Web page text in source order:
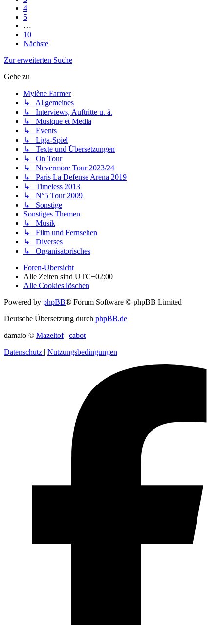
4
5
…
10
Nächste
Zur erweiterten Suche
Gehe zu
Mylène Farmer
↳ Allgemeines
↳ Interviews, Auftritte u. ä.
↳ Musique et Media
↳ Events
↳ Liga-Spiel
↳ Texte und Übersetzungen
↳ On Tour
↳ Nevermore Tour 2023/24
↳ Paris La Defense Arena 2019
↳ Timeless 2013
↳ N°5 Tour 2009
↳ Sonstige
Sonstiges Themen
↳ Musik
↳ Film und Fernsehen
↳ Diverses
↳ Organisatorisches
Foren-Übersicht
Alle Zeiten sind UTC+02:00
Alle Cookies löschen
Powered by phpBB® Forum Software © phpBB Limited
Deutsche Übersetzung durch phpBB.de
damaïo © Mazeltof| cabot
Datenschutz
Nutzungsbedingungen